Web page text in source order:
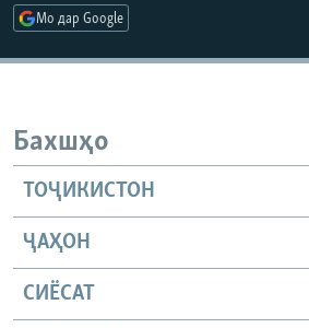
Мо дар Google
Бахшҳо
ТОҶИКИСТОН
ҶАҲОН
СИЁСАТ